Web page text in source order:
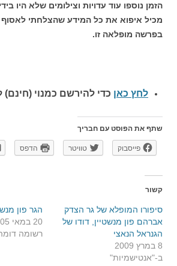
הזמן נוספו עוד עדויות וצילומים שלא היו
מכיל איפוא את כל המידע שהצלחתי
בפרשה מופלאה זו.
לחץ כאן כדי להירשם כמנוי (חינם)
שתף את הפוסט עם חבריך
פייסבוק טוויטר הדפס
קשור
סיפורו המופלא של גר הצדק
אברהם פון מנשטיין, דודו של
הגנראל הנאצי
8 במרץ 2009
ב-"אנטישמיות"
הגר פון
20 במאי 2005
רשומה